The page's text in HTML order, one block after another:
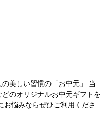
美しい習慣の「お中元」 当
のオリジナルお中元ギフトを
悩みならぜひご利用くださ